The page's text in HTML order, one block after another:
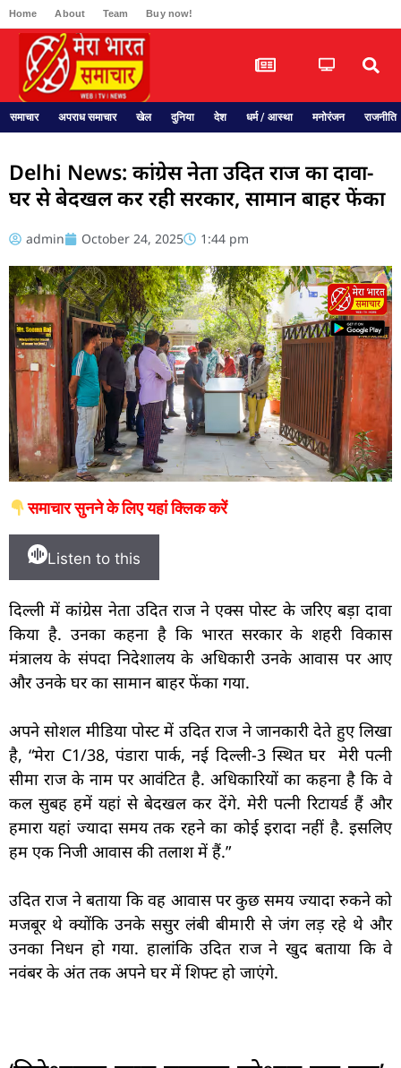
Home About Team Buy now!
समाचार अपराध समाचार खेल दुनिया देश धर्म / आस्था मनोरंजन राजनीति
Delhi News: कांग्रेस नेता उदित राज का दावा-
घर से बेदखल कर रही सरकार, सामान बाहर फेंका
admin October 24, 2025 1:44 pm
समाचार सुनने के लिए यहां क्लिक करें
Listen to this
दिल्ली में कांग्रेस नेता उदित राज ने एक्स पोस्ट के जरिए बड़ा दावा
किया है. उनका कहना है कि भारत सरकार के शहरी विकास
मंत्रालय के संपदा निदेशालय के अधिकारी उनके आवास पर आए
और उनके घर का सामान बाहर फेंका गया.
अपने सोशल मीडिया पोस्ट में उदित राज ने जानकारी देते हुए लिखा
है, “मेरा C1/38, पंडारा पार्क, नई दिल्ली-3 स्थित घर मेरी पत्नी
सीमा राज के नाम पर आवंटित है. अधिकारियों का कहना है कि वे
कल सुबह हमें यहां से बेदखल कर देंगे. मेरी पत्नी रिटायर्ड हैं और
हमारा यहां ज्यादा समय तक रहने का कोई इरादा नहीं है. इसलिए
हम एक निजी आवास की तलाश में हैं.”
उदित राज ने बताया कि वह आवास पर कुछ समय ज्यादा रुकने को
मजबूर थे क्योंकि उनके ससुर लंबी बीमारी से जंग लड़ रहे थे और
उनका निधन हो गया. हालांकि उदित राज ने खुद बताया कि वे
नवंबर के अंत तक अपने घर में शिफ्ट हो जाएंगे.